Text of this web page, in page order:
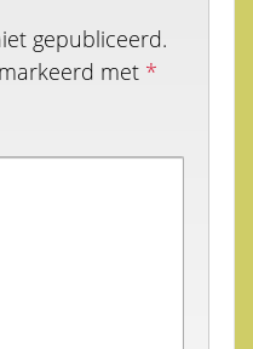
gepubliceerd.
met *